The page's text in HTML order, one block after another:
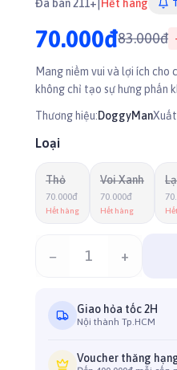
Đã bán 211+ Hết hàng
70.000đ83.000đ -
Mang niềm vui và lợi ích
không chỉ tạo sự hưng phấn
Thương hiệu:DoggyMan
Loại
Thỏ
70.000đ
Hết hàng
Voi Xanh
70.000đ
Hết hàng
− 1 +
Giao hỏa tốc 2H
Nội thành Tp.HCM
Voucher thăng